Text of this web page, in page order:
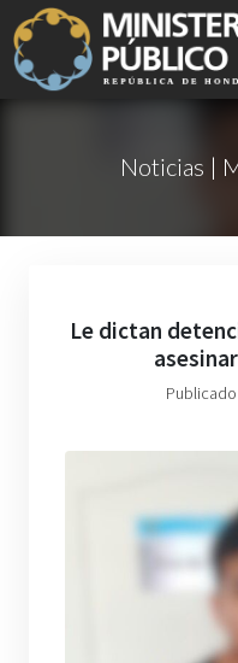
Noticias |
Le dictan